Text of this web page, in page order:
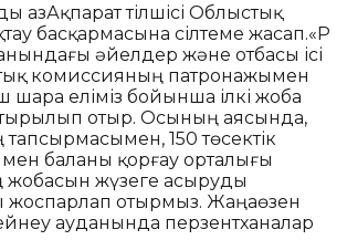
ҚазАқпарат тілшісі Облыстық
басқармасына сілтеме жасап.«ҚР
әйелдер және отбасы ісі
комиссияның патронажымен
шара еліміз бойынша ілкі жоба
отыр. Осының аясында,
тапсырмасымен, 150 төсектік
баланы қорғау орталығы
жүзеге асыруды
жоспарлап отырмыз. Жаңаөзен
ауданында перзентханалар